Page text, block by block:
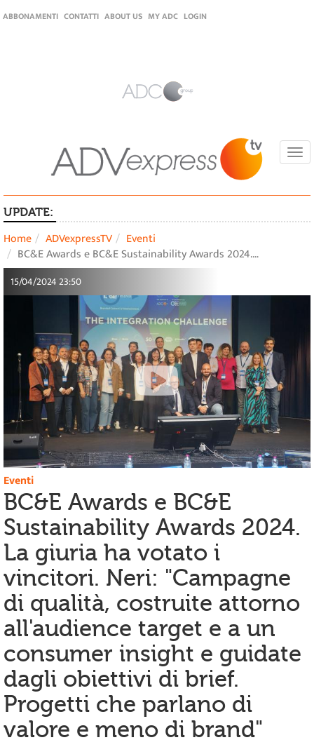
ABBONAMENTI CONTATTI ABOUT US MY ADC LOGIN
UPDATE:
Home ADVexpressTV
Eventi
BC&E Awards e BC&E Sustainability Awards 2024.…
15/04/2024 23:50
Eventi
BC&E Awards e BC&E
Sustainability Awards 2024.
La giuria ha votato i
vincitori. Neri: "Campagne
di qualità, costruite attorno
all'audience target e a un
consumer insight e guidate
dagli obiettivi di brief.
Progetti che parlano di
valore e meno di brand"